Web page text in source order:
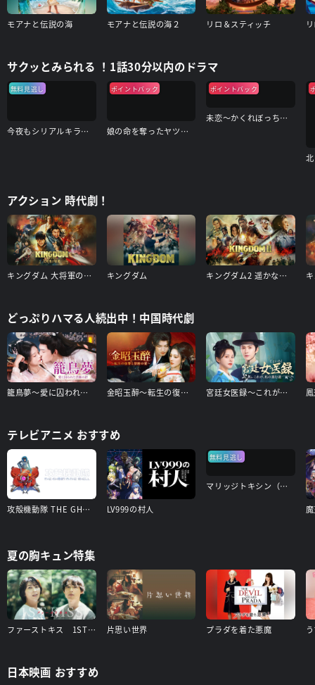
モアナと伝説の海 モアナと伝説の海２ リロ＆スティッチ
サクッとみられる ！1話30分以内のドラマ
無料見逃し
今夜もシリアルキラーと待ち合わせ
ポイントバック
娘の命を奪ったヤツを殺すのは罪ですか？
ポイントバック
未恋～かくれぼっちたち～
アクション 時代劇！
キングダム 大将軍の帰還 キングダム キングダム2 遥かなる大地へ
どっぷりハマる人続出中！中国時代劇
籠鳥夢～愛に囚われた禁断の絆～ 金昭玉醉～転生の復讐と禁断の愛～ 宮廷女医録～これが、私の進む道～
テレビアニメ おすすめ
攻殻機動隊 THE GHOST IN THE SHELL LV999の村人
無料見逃し
マリッジトキシン（見逃し配信）
夏の胸キュン特集
ファーストキス 1ST KISS 片思い世界 プラダを着た悪魔
日本映画 おすすめ